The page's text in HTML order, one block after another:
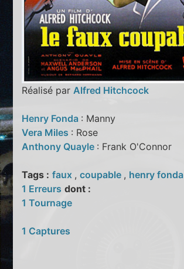
Réalisé par Alfred Hitchcock
Henry Fonda : Manny
Vera Miles : Rose
Anthony Quayle : Frank O'Connor
Tags : faux ,coupable , henry fonda
1 Erreurs dont :
1 Tournage
1 Captures